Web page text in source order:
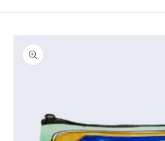
directamente
a la
información